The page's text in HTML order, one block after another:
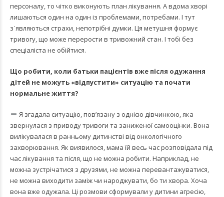
персоналу, то чітко виконують план лікування. А вдома хворі
лишаються один на один із проблемами, потребами. І тут
з᾿являються страхи, непотрібні думки. Ця метушня формує
тривогу, що може перерости в тривожний стан. І тобі без
спеціаліста не обійтися.
Що робити, коли батьки пацієнтів вже після одужання
дітей не можуть «відпустити» ситуацію та почати
нормальне життя?
Я згадала ситуацію, пов’язану з однією дівчинкою, яка
звернулася з приводу тривоги та заниженої самооцінки. Вона
вилікувалася в ранньому дитинстві від онкологічного
захворювання. Як виявилося, мама їй весь час розповідала під
час лікування та після, що не можна робити. Наприклад, не
можна зустрічатися з друзями, не можна перевантажуватися,
не можна виходити заміж чи народжувати, бо ти хвора. Хоча
вона вже одужала. Ці розмови сформували у дитини агресію,